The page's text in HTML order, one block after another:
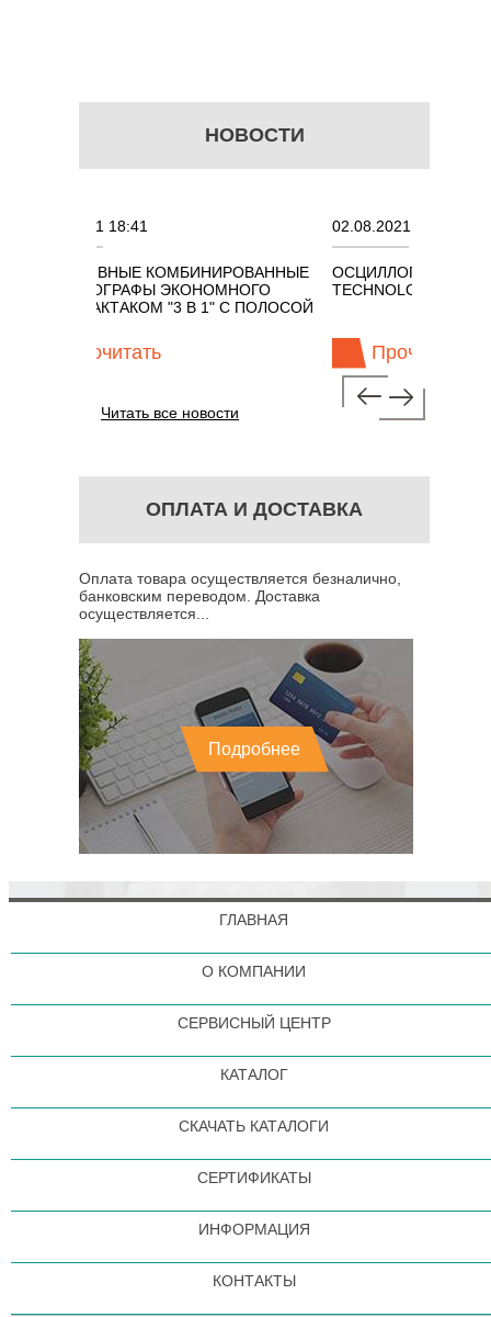
НОВОСТИ
ЭКОНОМНОГО
"3 В 1" С ПОЛОСОЙ
ОСЦИЛЛОГРАФЫ KEYSIGHT
TECHNOLOGIES СЕРИИ UXR
Читать все новости
ОПЛАТА И ДОСТАВКА
Оплата товара осуществляется безналично,
банковским переводом. Доставка
осуществляется...
Подробнее
ГЛАВНАЯ
О КОМПАНИИ
СЕРВИСНЫЙ ЦЕНТР
КАТАЛОГ
СКАЧАТЬ КАТАЛОГИ
СЕРТИФИКАТЫ
ИНФОРМАЦИЯ
КОНТАКТЫ